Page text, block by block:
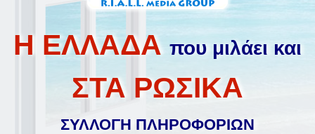
Η ΕΛΛΑΔΑ που μιλάει και
ΣΤΑ ΡΩΣΙΚΑ
ΣΥΛΛΟΓΗ ΠΛΗΡΟΦΟΡΙΩΝ